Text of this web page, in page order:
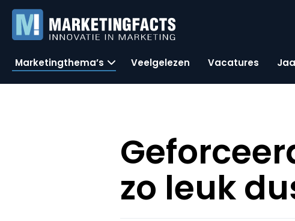
Marketingthema’s Veelgelezen Vacatures
zo leuk